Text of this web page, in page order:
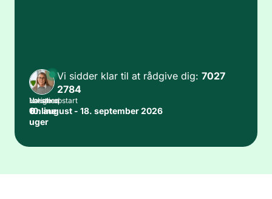
Vi sidder klar til at rådgive dig: 7027
2784
Varighed
6
uger
Lokation
Online
Næste opstart
10. august - 18. september 2026